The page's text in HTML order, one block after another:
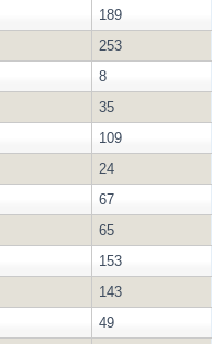
189
253
8
35
109
24
67
65
153
143
49